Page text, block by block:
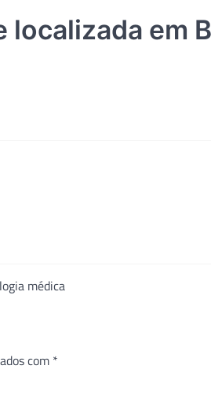
localizada em
médica
com *